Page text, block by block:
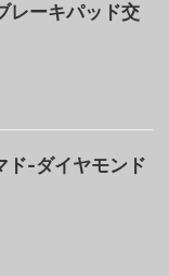
レーキパッド交
ド-ダイヤモンド